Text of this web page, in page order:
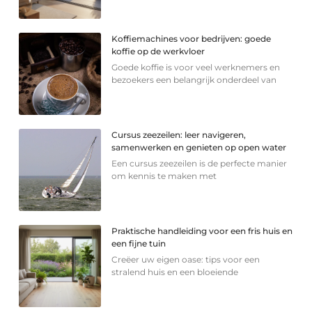
Koffiemachines voor bedrijven: goede
koffie op de werkvloer
Goede koffie is voor veel werknemers en
bezoekers een belangrijk onderdeel van
Cursus zeezeilen: leer navigeren,
samenwerken en genieten op open water
Een cursus zeezeilen is de perfecte manier
om kennis te maken met
Praktische handleiding voor een fris huis en
een fijne tuin
Creëer uw eigen oase: tips voor een
stralend huis en een bloeiende